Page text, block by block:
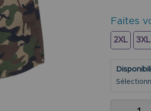
Faites
2XL 3XL